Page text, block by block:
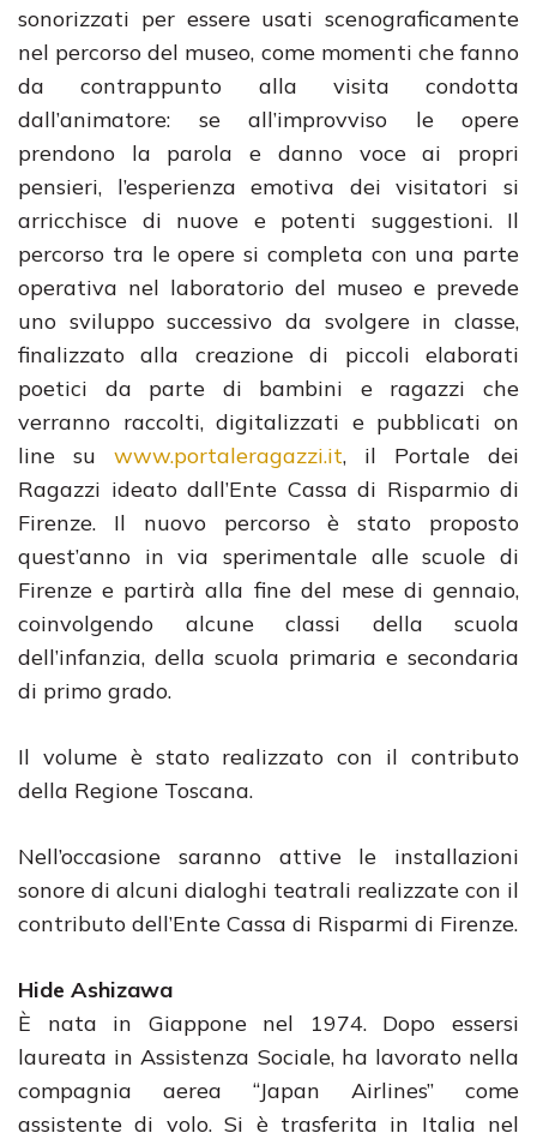
sonorizzati per essere usati scenograficamente
nel percorso del museo, come momenti che fanno
da contrappunto alla visita condotta
dall’animatore: se all’improvviso le opere
prendono la parola e danno voce ai propri
pensieri, l’esperienza emotiva dei visitatori si
arricchisce di nuove e potenti suggestioni. Il
percorso tra le opere si completa con una parte
operativa nel laboratorio del museo e prevede
uno sviluppo successivo da svolgere in classe,
finalizzato alla creazione di piccoli elaborati
poetici da parte di bambini e ragazzi che
verranno raccolti, digitalizzati e pubblicati on
line su www.portaleragazzi.it, il Portale dei
Ragazzi ideato dall’Ente Cassa di Risparmio di
Firenze. Il nuovo percorso è stato proposto
quest’anno in via sperimentale alle scuole di
Firenze e partirà alla fine del mese di gennaio,
coinvolgendo alcune classi della scuola
dell’infanzia, della scuola primaria e secondaria
di primo grado.
Il volume è stato realizzato con il contributo
della Regione Toscana.
Nell’occasione saranno attive le installazioni
sonore di alcuni dialoghi teatrali realizzate con il
contributo dell’Ente Cassa di Risparmi di Firenze.
Hide Ashizawa
È nata in Giappone nel 1974. Dopo essersi
laureata in Assistenza Sociale, ha lavorato nella
compagnia aerea “Japan Airlines” come
assistente di volo. Si è trasferita in Italia nel